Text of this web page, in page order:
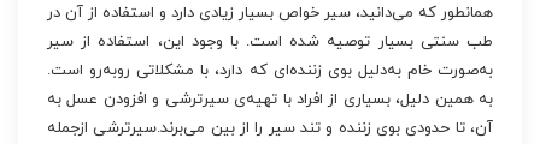
همان‏طور که می‏‌دانید، سیر خواص بسیار زیادی دارد و استفاده از آن در
طب سنتی بسیار توصیه شده است. با ‏‏وجود این، استفاده از سیر
به‏‌صورت خام به‏‌دلیل بوی زننده‌‏ای که دارد، با مشکلاتی روبه‌‏رو است.
به همین دلیل، بسیاری از افراد با تهیه‏‌ی سیرترشی و افزودن عسل به
آن، تا حدودی بوی زننده و تند سیر را از بین می‏‌برند.سیرترشی ازجمله